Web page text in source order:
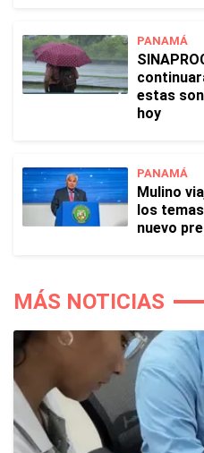
PANAMÁ
estas
hoy
PANAMÁ
Mulino
los
nuevo
MÁS NOTICIAS